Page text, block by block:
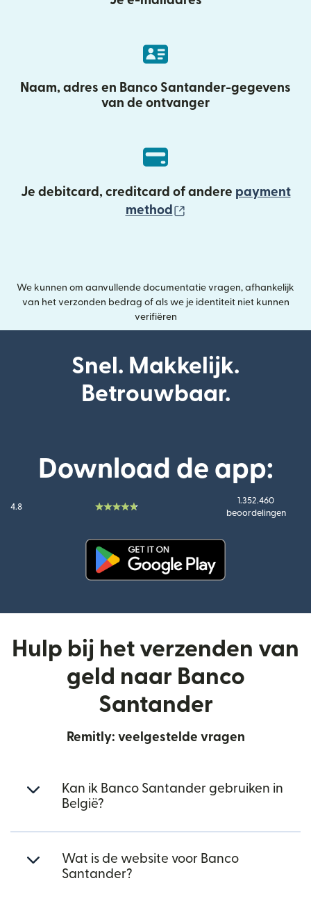
Naam, adres en Banco Santander-gegevens
van de ontvanger
Je debitcard, creditcard of andere payment
method
We kunnen om aanvullende documentatie vragen, afhankelijk
van het verzonden bedrag of als we je identiteit niet kunnen
verifiëren
Snel. Makkelijk.
Betrouwbaar.
Download de app:
4.8
1.352.460
beoordelingen
Hulp bij het verzenden van
geld naar Banco
Santander
Remitly: veelgestelde vragen
Kan ik Banco Santander gebruiken in
België?
Wat is de website voor Banco
Santander?